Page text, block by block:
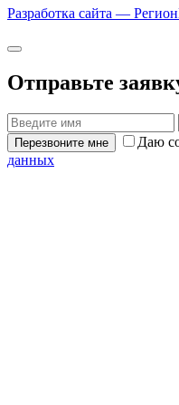
Разработка сайта —
Отправьте
Перезвоните мне Даю
данных